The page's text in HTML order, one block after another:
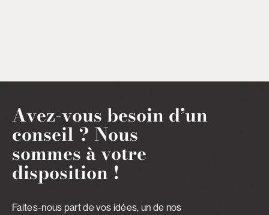
Avez-vous besoin d’un
conseil ? Nous
sommes à votre
disposition !
Faites-nous part de vos idées, un de nos